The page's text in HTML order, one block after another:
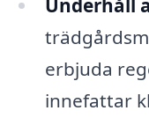
Underhåll
erbjuda
innefattar